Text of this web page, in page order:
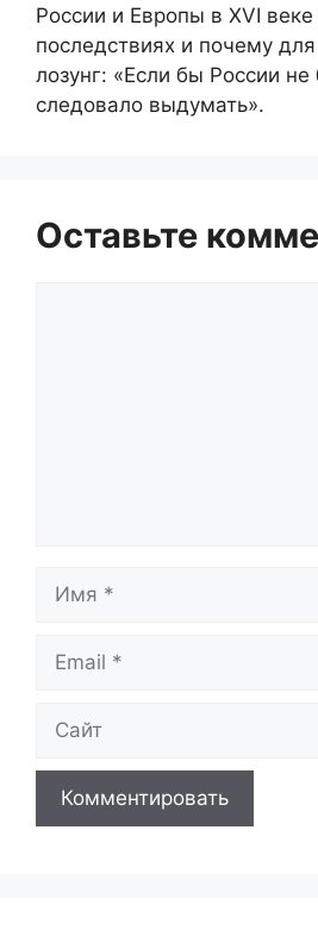
России и Европы в XVI веке
последствиях и почему
лозунг: «Если бы России
следовало выдумать».
Оставьте
Имя
Email
Сайт